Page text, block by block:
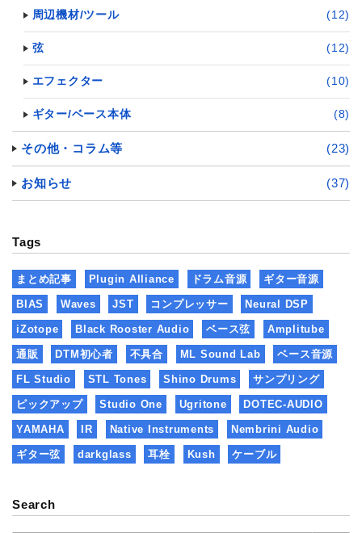
周辺機材/ツール (12)
弦 (12)
エフェクター (10)
ギター/ベース本体 (8)
その他・コラム等 (23)
お知らせ (37)
Tags
まとめ記事 Plugin Alliance ドラム音源 ギター音源
BIAS Waves JST コンプレッサー Neural DSP
iZotope Black Rooster Audio ベース弦 Amplitube
通販 DTM初心者 不具合 ML Sound Lab ベース音源
FL Studio STL Tones Shino Drums サンプリング
ピックアップ Studio One Ugritone DOTEC-AUDIO
YAMAHA IR Native Instruments Nembrini Audio
ギター弦 darkglass 耳栓 Kush ケーブル
Search